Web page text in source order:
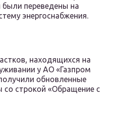
переведены на
энергоснабжения.
находящихся на
у АО «Газпром
обновленные
строкой «Обращение с